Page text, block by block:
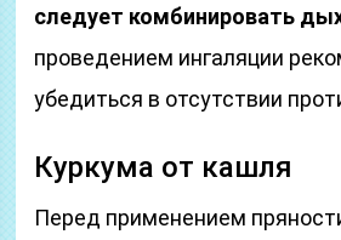
следует комбинировать
проведением ингаляции
убедиться в отсутствии
Куркума от кашля
Перед применением